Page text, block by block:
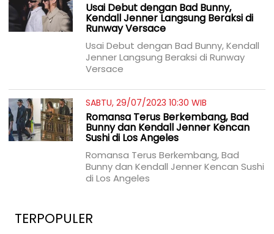
Usai Debut dengan Bad Bunny,
Kendall Jenner Langsung Beraksi di
Runway Versace
Usai Debut dengan Bad Bunny, Kendall
Jenner Langsung Beraksi di Runway
Versace
SABTU, 29/07/2023 10:30 WIB
Romansa Terus Berkembang, Bad
Bunny dan Kendall Jenner Kencan
Sushi di Los Angeles
Romansa Terus Berkembang, Bad
Bunny dan Kendall Jenner Kencan Sushi
di Los Angeles
TERPOPULER